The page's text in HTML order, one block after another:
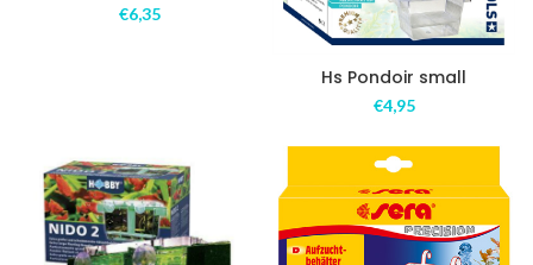
€6,35
Hs Pondoir small
€4,95